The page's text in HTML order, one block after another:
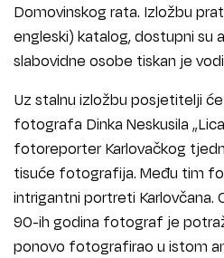
Domovinskog rata. Izložbu
engleski) katalog, dostupni su
slabovidne osobe tiskan je
Uz stalnu izložbu posjetitelji
fotografa Dinka Neskusila
fotoreporter Karlovačkog
tisuće fotografija. Među tim
intrigantni portreti Karlovčana.
90-ih godina fotograf je
ponovo fotografirao u istom